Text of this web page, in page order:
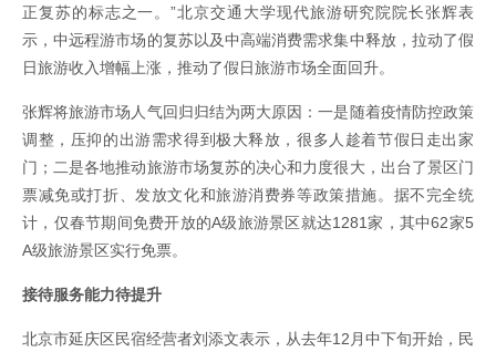
正复苏的标志之一。”北京交通大学现代旅游研究院院长张辉表
示，中远程游市场的复苏以及中高端消费需求集中释放，拉动了假
日旅游收入增幅上涨，推动了假日旅游市场全面回升。
张辉将旅游市场人气回归归结为两大原因：一是随着疫情防控政策
调整，压抑的出游需求得到极大释放，很多人趁着节假日走出家
门；二是各地推动旅游市场复苏的决心和力度很大，出台了景区门
票减免或打折、发放文化和旅游消费券等政策措施。据不完全统
计，仅春节期间免费开放的A级旅游景区就达1281家，其中62家5
A级旅游景区实行免票。
接待服务能力待提升
北京市延庆区民宿经营者刘添文表示，从去年12月中下旬开始，民